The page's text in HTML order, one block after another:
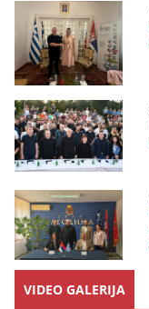
VIDEO GALERIJA